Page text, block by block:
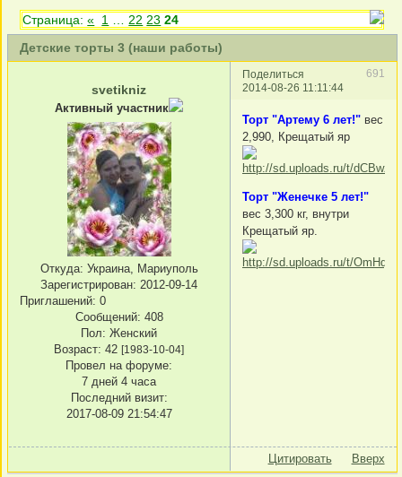
Детские торты 3 (наши работы)
Страница:« 1 22 23 24
Поделиться
691
2014-08-26 11:11:44
svetikniz
Активный участник
Откуда: Украина, Мариуполь
Зарегистрирован: 2012-09-14
Приглашений: 0
Сообщений: 408
Пол: Женский
Возраст: 42 [1983-10-04]
Провел на форуме:
7 дней 4 часа
Последний визит:
2017-08-09 21:54:47
Торт "Артему 6 лет!" вес
2,990, Крещатый яр
Торт "Женечке 5 лет!"
вес 3,300 кг, внутри
Крещатый яр.
Цитировать Вверх